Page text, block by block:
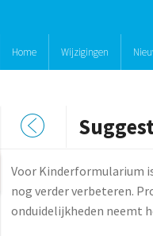
Home Wijzigingen
Voor Kinderformularium
nog verder verbeteren.
onduidelijkheden neemt